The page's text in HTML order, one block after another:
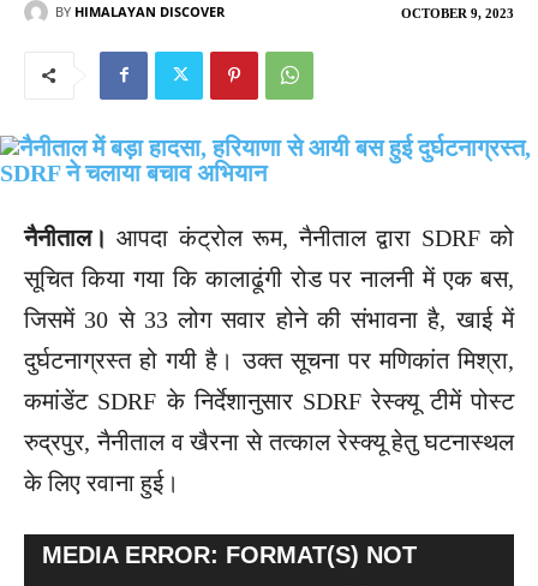
OCTOBER 9, 2023
BY HIMALAYAN DISCOVER
नैनीताल। आपदा कंट्रोल रूम, नैनीताल द्वारा SDRF को
सूचित किया गया कि कालाढूंगी रोड पर नालनी में एक बस,
जिसमें 30 से 33 लोग सवार होने की संभावना है, खाई में
दुर्घटनाग्रस्त हो गयी है। उक्त सूचना पर मणिकांत मिश्रा,
कमांडेंट SDRF के निर्देशानुसार SDRF रेस्क्यू टीमें पोस्ट
रुद्रपुर, नैनीताल व खैरना से तत्काल रेस्क्यू हेतु घटनास्थल
के लिए रवाना हुई।
MEDIA ERROR: FORMAT(S) NOT